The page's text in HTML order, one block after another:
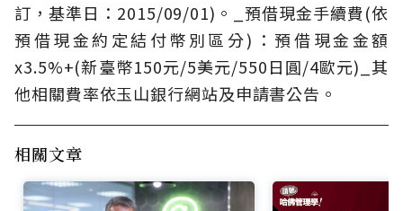
訂，基準日：2015/09/01)。_預借現金手續費(依
預借現金約定結付幣別區分)：預借現金金額
x3.5%+(新臺幣150元/5美元/550日圓/4歐元)_其
他相關費率依玉山銀行網站及申請書公告。
相關文章